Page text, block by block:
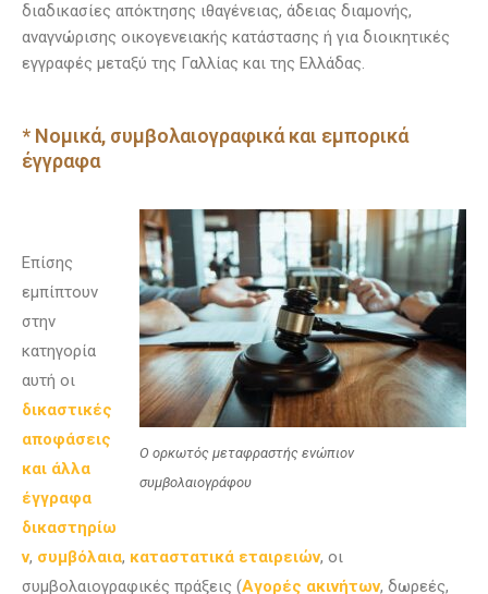
διαδικασίες απόκτησης ιθαγένειας, άδειας διαμονής,
αναγνώρισης οικογενειακής κατάστασης ή για διοικητικές
εγγραφές μεταξύ της Γαλλίας και της Ελλάδας.
* Νομικά, συμβολαιογραφικά και εμπορικά
έγγραφα
Ο ορκωτός μεταφραστής ενώπιον
συμβολαιογράφου
Επίσης
εμπίπτουν
στην
κατηγορία
αυτή οι
δικαστικές
αποφάσεις
και άλλα
έγγραφα
δικαστηρίω
ν, συμβόλαια, καταστατικά εταιρειών, οι
συμβολαιογραφικές πράξεις (Αγορές ακινήτων, δωρεές,